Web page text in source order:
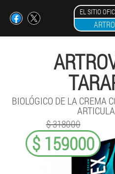
EL SITIO
BIOLÓGICO DE LA CREMA
$ 318000
$ 159000